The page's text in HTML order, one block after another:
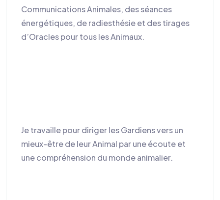
Communications Animales, des séances
énergétiques, de radiesthésie et des tirages
d’Oracles pour tous les Animaux.
Je travaille pour diriger les Gardiens vers un
mieux-être de leur Animal par une écoute et
une compréhension du monde animalier.